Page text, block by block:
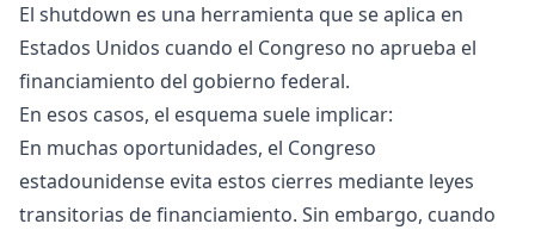
El shutdown es una herramienta que se aplica en
Estados Unidos cuando el Congreso no aprueba el
financiamiento del gobierno federal.
En esos casos, el esquema suele implicar:
En muchas oportunidades, el Congreso
estadounidense evita estos cierres mediante leyes
transitorias de financiamiento. Sin embargo, cuando